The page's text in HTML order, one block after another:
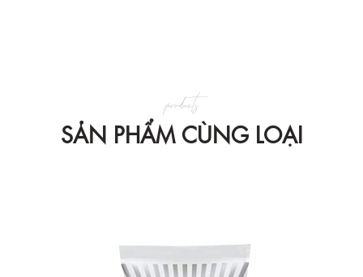
SẢN PHẨM CÙNG LOẠI
products